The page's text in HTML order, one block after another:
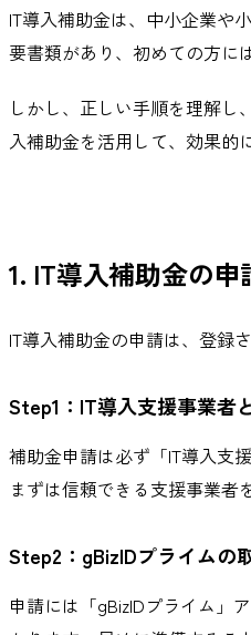
IT導入補助金は、中小企業や
要書類があり、初めての方に
しかし、正しい手順を理解
入補助金を活用して、効果的
1. IT導入補助金の
IT導入補助金の申請は、登録
Step1：IT導入支援事業者
補助金申請は必ず「IT導入支
まずは信頼できる支援事業者
Step2：gBizIDプライムの
申請には「gBizIDプライム」